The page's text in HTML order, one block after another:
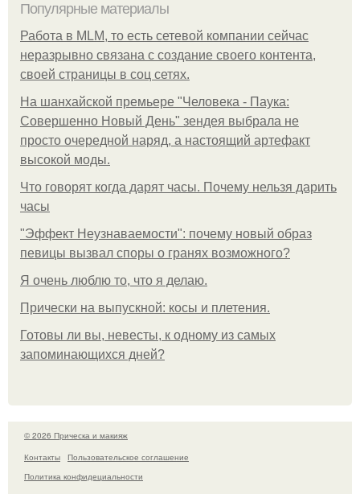
Популярные материалы
Работа в MLM, то есть сетевой компании сейчас
неразрывно связана с создание своего контента,
своей страницы в соц сетях.
На шанхайской премьере "Человека - Паука:
Совершенно Новый День" зендея выбрала не
просто очередной наряд, а настоящий артефакт
высокой моды.
Что говорят когда дарят часы. Почему нельзя дарить
часы
"Эффект Неузнаваемости": почему новый образ
певицы вызвал споры о гранях возможного?
Я очень люблю то, что я делаю.
Прически на выпускной: косы и плетения.
Готовы ли вы, невесты, к одному из самых
запоминающихся дней?
© 2026 Прическа и макияж
Контакты
Пользовательское соглашение
Политика конфидециальности